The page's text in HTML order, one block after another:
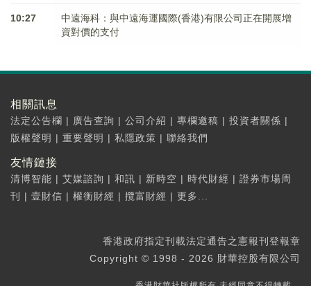
10:27
中遠海科：與中遠海運國際(香港)有限公司正在開展增
資對價的支付
相關訊息
法定公告欄 | 廣告查詢 | 公司介紹 | 專欄邀稿 | 投資者關係 |
版權聲明 | 重要聲明 | 私隱政策 | 聯絡我們
友情鏈接
清博智能 | 艾媒諮詢 | 和訊 | 新時空 | 時代財經 | 證券市場周
刊
| 壹財信 | 權衡財經 | 攬富財經 | 更多...
香港政府指定刊載法定通告之憲報刊登報章
Copyright © 1998 - 2026 財華控股有限公司